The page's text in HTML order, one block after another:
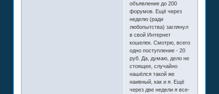
объявление до 200
форумов. Ещё через
неделю (ради
любопытства) заглянул
в свой Интернет
кошелек. Смотрю, всего
одно поступление - 20
руб. Да, думаю, дело не
стоящее, случайно
нашёлся такой же
наивный, как и я. Ещё
через две недели я все-